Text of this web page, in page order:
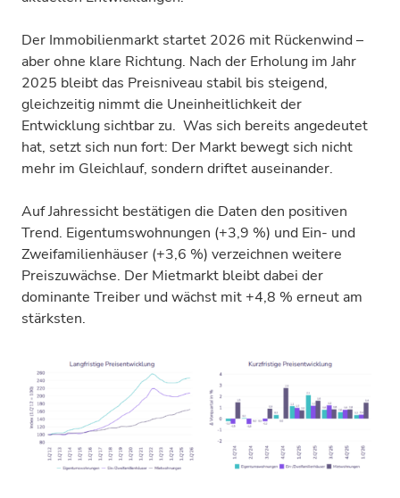
Der Immobilienmarkt startet 2026 mit Rückenwind –
aber ohne klare Richtung. Nach der Erholung im Jahr
2025 bleibt das Preisniveau stabil bis steigend,
gleichzeitig nimmt die Uneinheitlichkeit der
Entwicklung sichtbar zu. Was sich bereits angedeutet
hat, setzt sich nun fort: Der Markt bewegt sich nicht
mehr im Gleichlauf, sondern driftet auseinander.
Auf Jahressicht bestätigen die Daten den positiven
Trend. Eigentumswohnungen (+3,9 %) und Ein- und
Zweifamilienhäuser (+3,6 %) verzeichnen weitere
Preiszuwächse. Der Mietmarkt bleibt dabei der
dominante Treiber und wächst mit +4,8 % erneut am
stärksten.